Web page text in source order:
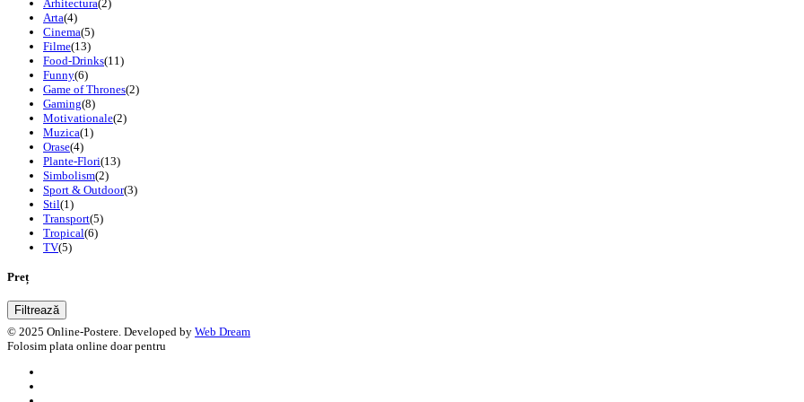
Arhitectura(2)
Arta(4)
Cinema(5)
Filme(13)
Food-Drinks(11)
Funny(6)
Game of Thrones(2)
Gaming(8)
Motivationale(2)
Muzica(1)
Orase(4)
Plante-Flori(13)
Simbolism(2)
Sport & Outdoor(3)
Stil(1)
Transport(5)
Tropical(6)
TV(5)
Preț
Filtrează
© 2025 Online-Postere. Developed by Web Dream
Folosim plata online doar pentru